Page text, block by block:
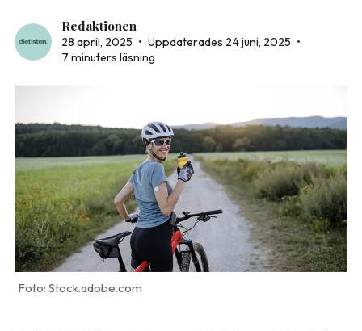
Redaktionen
28 april, 2025 • Uppdaterades 24 juni, 2025 •
7 minuters läsning
Stock.adobe.com